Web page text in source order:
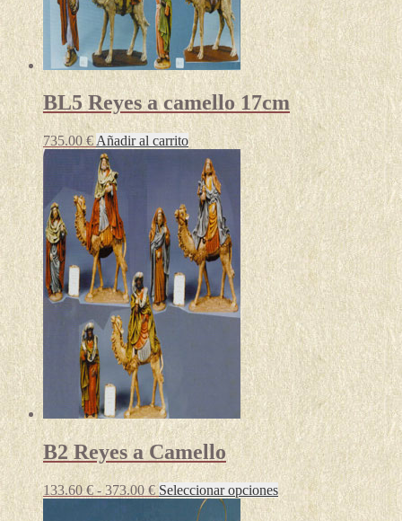
BL5 Reyes a camello 17cm
735.00€ Añadir al carrito
B2 Reyes a Camello
133.60€ - 373.00 €Rango
Seleccionar opcionesEste
producto